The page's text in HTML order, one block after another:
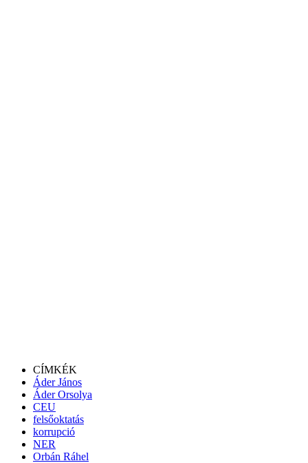
CÍMKÉK
Áder János
Áder Orsolya
CEU
felsőoktatás
korrupció
NER
Orbán Ráhel